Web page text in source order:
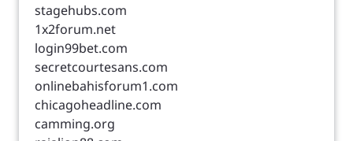
stagehubs.com
1x2forum.net
login99bet.com
secretcourtesans.com
onlinebahisforum1.com
chicagoheadline.com
camming.org